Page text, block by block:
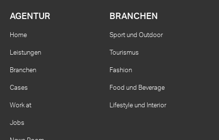
AGENTUR
Home
Leistungen
Branchen
Cases
Work at
Jobs
BRANCHEN
Sport und Outdoor
Tourismus
Fashion
Food und Beverage
Lifestyle und Interior